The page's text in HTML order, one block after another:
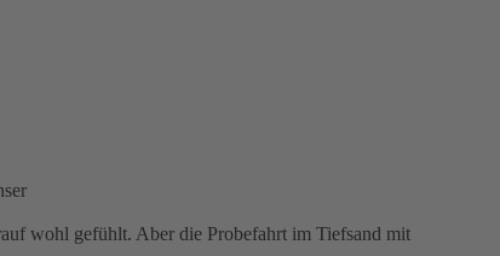
wohl gefühlt. Aber die Probefahrt im Tiefsand mit